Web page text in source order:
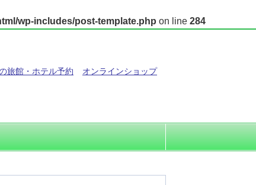
wp-includes/post-template.php on line 284
旅館・ホテル予約 オンラインショップ